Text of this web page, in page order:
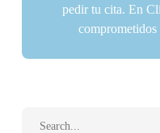
pedir tu cita. En